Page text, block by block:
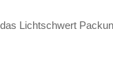
Lichtschwert